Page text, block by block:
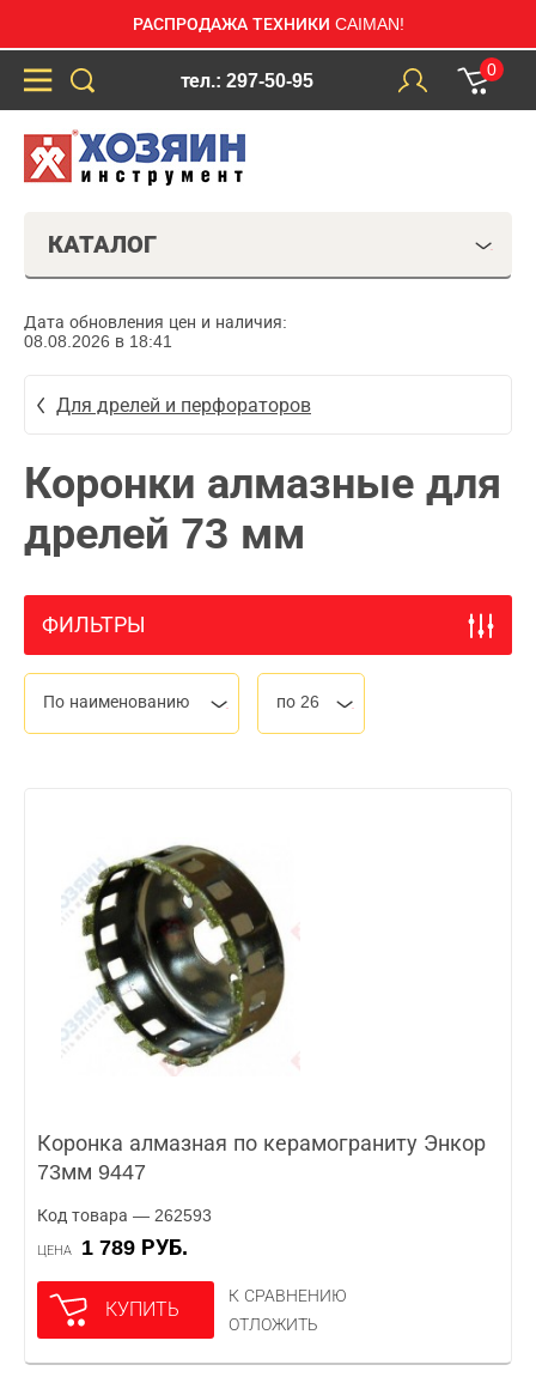
РАСПРОДАЖА ТЕХНИКИ CAIMAN!
тел.: 297-50-95
0
КАТАЛОГ
Дата обновления цен и наличия:
08.08.2026 в 18:41
Для дрелей и перфораторов
Коронки алмазные для
дрелей 73 мм
ФИЛЬТРЫ
По наименованию по 26
Коронка алмазная по керамограниту Энкор
73мм 9447
Код товара — 262593
ЦЕНА 1 789 РУБ.
КУПИТЬ
К СРАВНЕНИЮ
ОТЛОЖИТЬ